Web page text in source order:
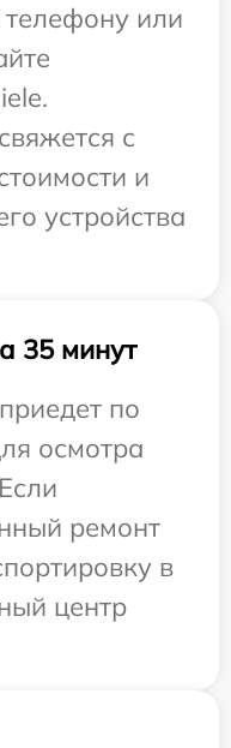
или
с
и
устройства
35 минут
по
осмотра
ремонт
в
центр